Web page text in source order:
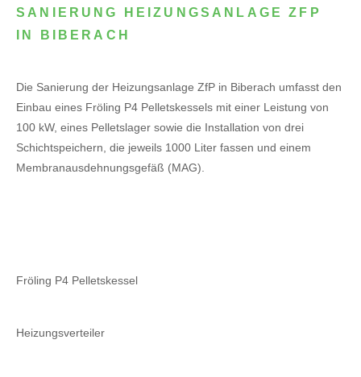
SANIERUNG HEIZUNGSANLAGE ZFP
IN BIBERACH
Die Sanierung der Heizungsanlage ZfP in Biberach umfasst den
Einbau eines Fröling P4 Pelletskessels mit einer Leistung von
100 kW, eines Pelletslager sowie die Installation von drei
Schichtspeichern, die jeweils 1000 Liter fassen und einem
Membranausdehnungsgefäß (MAG).
Fröling P4 Pelletskessel
Heizungsverteiler